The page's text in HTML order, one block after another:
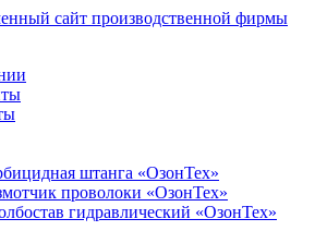
штанга «ОзонТех»
проволоки «ОзонТех»
гидравлический «ОзонТех»